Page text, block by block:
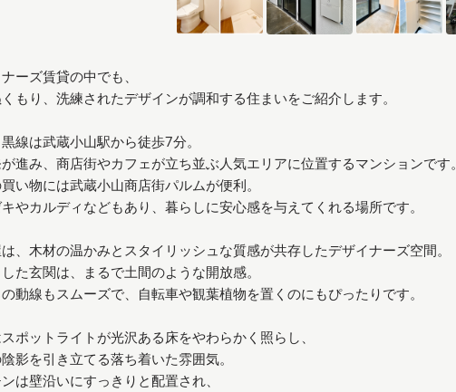
ーズ賃貸の中でも、
もり、洗練されたデザインが調和する住まいをご紹介します。
線は武蔵小山駅から徒歩7分。
進み、商店街やカフェが立ち並ぶ人気エリアに位置するマンションです。
い物には武蔵小山商店街パルムが便利。
やカルディなどもあり、暮らしに安心感を与えてくれる場所です。
、木材の温かみとスタイリッシュな質感が共存したデザイナーズ空間。
た玄関は、まるで土間のような開放感。
動線もスムーズで、自転車や観葉植物を置くのにもぴったりです。
ポットライトが光沢ある床をやわらかく照らし、
影を引き立てる落ち着いた雰囲気。
は壁沿いにすっきりと配置され、